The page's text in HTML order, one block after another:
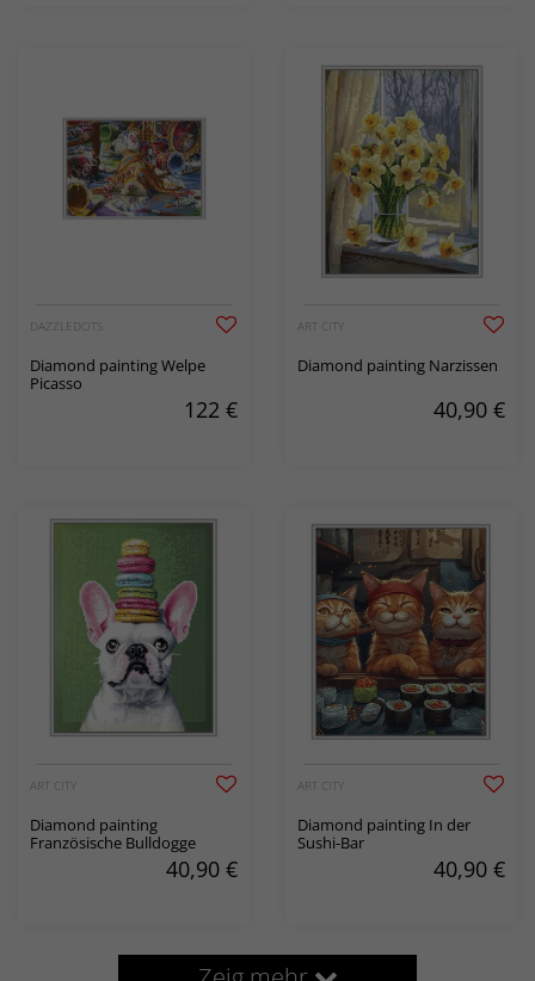
DAZZLEDOTS
Diamond painting Welpe
Picasso
122 €
ART CITY
Diamond painting Narzissen
40,90 €
ART CITY
Diamond painting
Französische Bulldogge
40,90 €
ART CITY
Diamond painting In der
Sushi-Bar
40,90 €